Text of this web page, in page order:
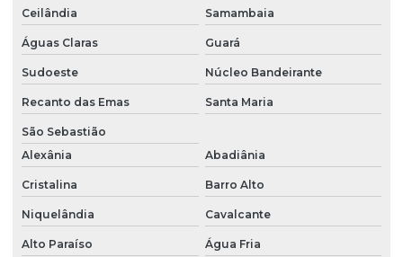
Empresa que abre poço artesiano
Empresa que cava poço artesiano
Empresa que faz poço artesiano
Empresa que fura poço artesiano
Instalação bomba de água
Instalação bomba caneta
Ceilândia Samambaia
Águas Claras Guará
Sudoeste Núcleo Bandeirante
Recanto das Emas Santa Maria
São Sebastião
Alexânia
Abadiânia
Cristalina Barro Alto
Niquelândia Cavalcante
Alto Paraíso Água Fria